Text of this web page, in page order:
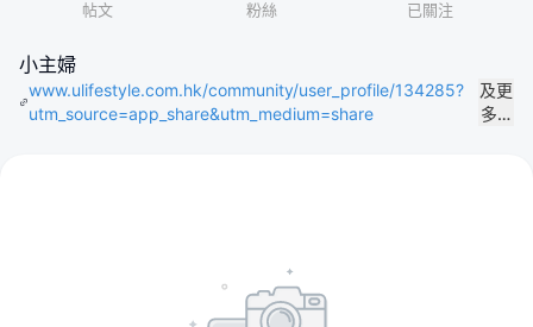
帖文 粉絲 已關注
小主婦
www.ulifestyle.com.hk/community/user_profile/134285?
utm_source=app_share&utm_medium=share
及更
多…